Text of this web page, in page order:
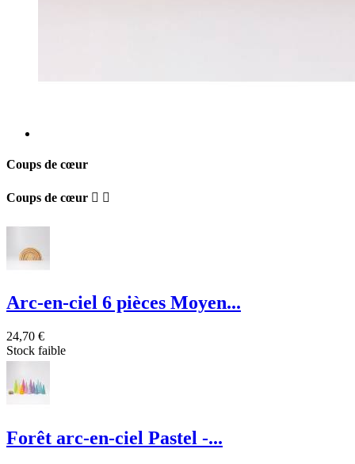
Coups de cœur
Coups de cœur  
Arc-en-ciel 6 pièces Moyen...
24,70 €
Stock faible
Forêt arc-en-ciel Pastel -...